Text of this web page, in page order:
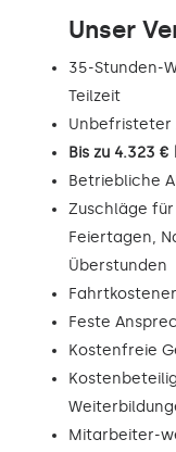
Unser
35-Stunden-
Teilzeit
Unbefristeter
Bis zu 4.323
Betriebliche
Zuschläge
Feiertagen,
Überstunden
Feste
Kostenfreie
Mitarbeiter-